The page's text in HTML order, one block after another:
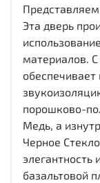
Эта дверь
материалов.
обеспечивает
порошково-
Медь, а
Черное
элегантность
базальтовой